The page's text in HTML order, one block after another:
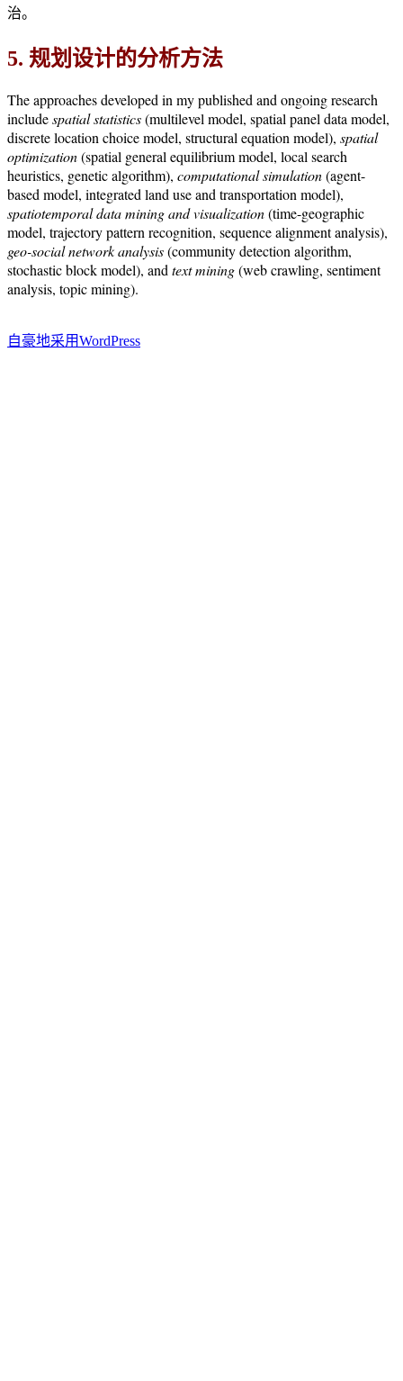
治。
5. 规划设计的分析方法
The approaches developed in my published and ongoing research
includespatial statistics(multilevel model, spatial panel data model,
discrete location choice model, structural equation model), spatial
optimization(spatial general equilibrium model, local search
heuristics, genetic algorithm), computational simulation(agent-
based model, integrated land use and transportation model),
spatiotemporal data mining and visualization(time-geographic
model, trajectory pattern recognition, sequence alignment analysis),
geo-social network analysis(community detection algorithm,
stochastic block model), and text mining(web crawling, sentiment
analysis, topic mining).
自豪地采用WordPress